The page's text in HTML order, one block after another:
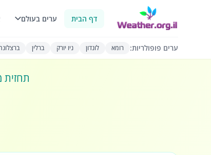
דף הבית ערים בעולם
ערים פופולריות: רומא לונדון ניו יורק ברלין
תחזית